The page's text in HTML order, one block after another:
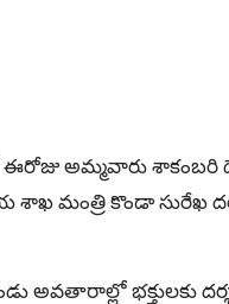
ఈరోజు అమ్మవారు
కొండా సురేఖ
భక్తులకు